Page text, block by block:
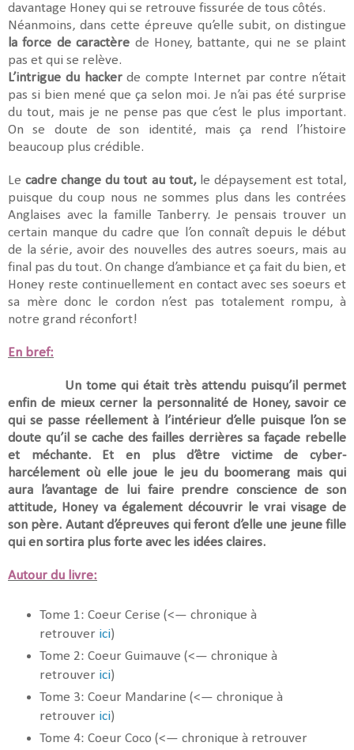
davantage Honey qui se retrouve fissurée de tous côtés.
Néanmoins, dans cette épreuve qu’elle subit, on distingue
la force de caractère de Honey, battante, qui ne se plaint
pas et qui se relève.
L’intrigue du hackerde compte Internet par contre n’était
pas si bien mené que ça selon moi. Je n’ai pas été surprise
du tout, mais je ne pense pas que c’est le plus important.
On se doute de son identité, mais ça rend l’histoire
beaucoup plus crédible.
Lecadre change du tout au tout,le dépaysement est total,
puisque du coup nous ne sommes plus dans les contrées
Anglaises avec la famille Tanberry. Je pensais trouver un
certain manque du cadre que l’on connaît depuis le début
de la série, avoir des nouvelles des autres soeurs, mais au
final pas du tout. On change d’ambiance et ça fait du bien, et
Honey reste continuellement en contact avec ses soeurs et
sa mère donc le cordon n’est pas totalement rompu, à
notre grand réconfort!
En bref:
Un tome qui était très attendu puisqu’il permet
enfin de mieux cerner la personnalité de Honey, savoir ce
qui se passe réellement à l’intérieur d’elle puisque l’on se
doute qu’il se cache des failles derrières sa façade rebelle
et méchante. Et en plus d’être victime de cyber-
harcélement où elle joue le jeu du boomerang mais qui
aura l’avantage de lui faire prendre conscience de son
attitude, Honey va également découvrir le vrai visage de
son père. Autant d’épreuves qui feront d’elle une jeune fille
qui en sortira plus forte avec les idées claires.
Autour du livre:
Tome 1: Coeur Cerise (<— chronique à
retrouver ici)
Tome 2: Coeur Guimauve (<— chronique à
retrouver ici)
Tome 3: Coeur Mandarine (<— chronique à
retrouver ici)
Tome 4: Coeur Coco (<— chronique à retrouver